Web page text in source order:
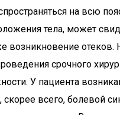
на всю
тела, может
срочного
У пациента
скорее всего, болевой